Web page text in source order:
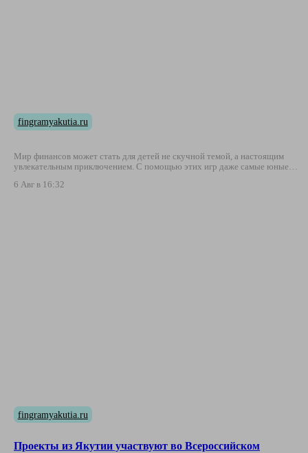
fingramyakutia.ru
Мир финансов может стать для детей не скучной темой, а настоящим
увлекательным приключением. С помощью этих игр даже самые юные…
6 Авг в 16:32
fingramyakutia.ru
Проекты из Якутии участвуют во Всероссийском